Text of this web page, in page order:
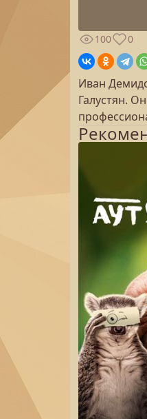
100
0
Иван
Галустян.